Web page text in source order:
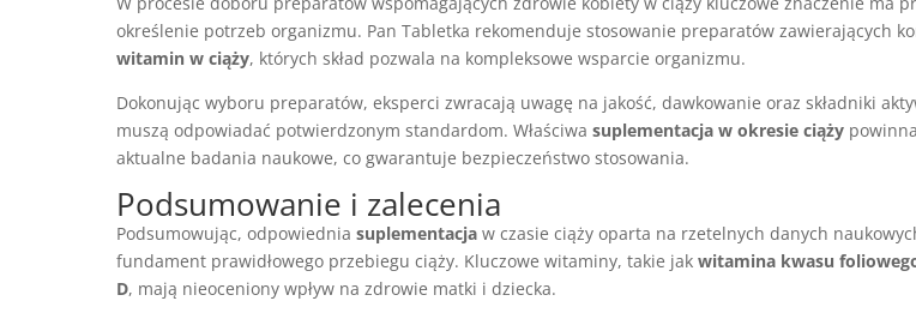
określenie potrzeb organizmu. Pan Tabletka rekomenduje stosowanie preparatów zawierających
witamin w ciąży, których skład pozwala na kompleksowe wsparcie organizmu.
Dokonując wyboru preparatów, eksperci zwracają uwagę na jakość, dawkowanie oraz składniki
muszą odpowiadać potwierdzonym standardom. Właściwa suplementacja w okresie ciąży
aktualne badania naukowe, co gwarantuje bezpieczeństwo stosowania.
Podsumowanie i zalecenia
Podsumowując, odpowiednia suplementacja w czasie ciąży oparta na rzetelnych danych
fundament prawidłowego przebiegu ciąży. Kluczowe witaminy, takie jak witamina kwasu
D, mają nieoceniony wpływ na zdrowie matki i dziecka.